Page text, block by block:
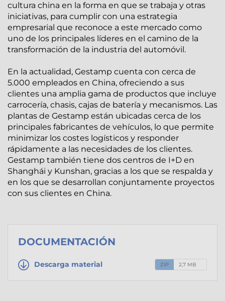
cultura china en la forma en que se trabaja y otras
iniciativas, para cumplir con una estrategia
empresarial que reconoce a este mercado como
uno de los principales líderes en el camino de la
transformación de la industria del automóvil.
En la actualidad, Gestamp cuenta con cerca de
5.000 empleados en China, ofreciendo a sus
clientes una amplia gama de productos que incluye
carrocería, chasis, cajas de batería y mecanismos. Las
plantas de Gestamp están ubicadas cerca de los
principales fabricantes de vehículos, lo que permite
minimizar los costes logísticos y responder
rápidamente a las necesidades de los clientes.
Gestamp también tiene dos centros de I+D en
Shanghái y Kunshan, gracias a los que se respalda y
en los que se desarrollan conjuntamente proyectos
con sus clientes en China.
DOCUMENTACIÓN
Descarga material ZIP 2,7 MB